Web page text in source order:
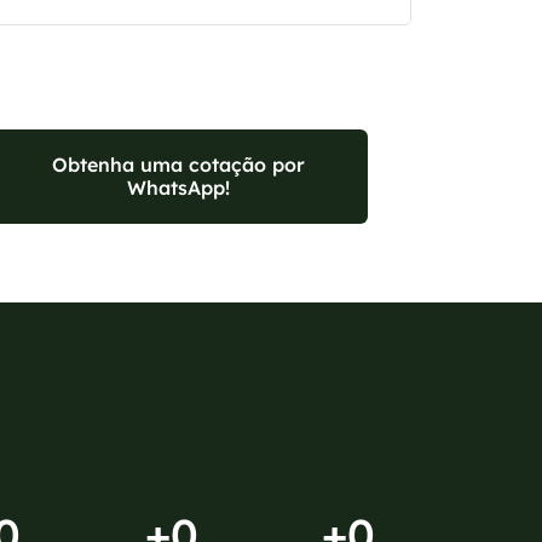
Obtenha uma cotação por
WhatsApp!